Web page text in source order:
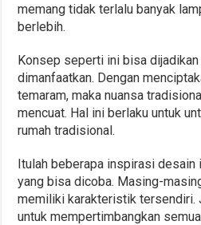
memang tidak terlalu banyak
berlebih.
Konsep seperti ini bisa dijadikan
dimanfaatkan. Dengan
temaram, maka nuansa
mencuat. Hal ini berlaku untuk
rumah tradisional.
Itulah beberapa inspirasi desain
yang bisa dicoba. Masing-
memiliki karakteristik tersendiri.
untuk mempertimbangkan